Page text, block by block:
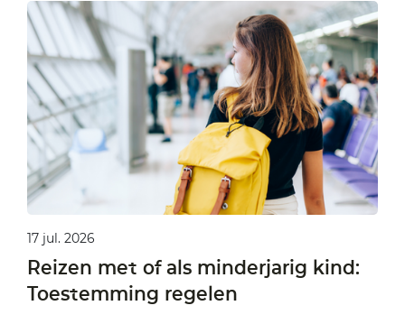
17 jul. 2026
Reizen met of als minderjarig kind:
Toestemming regelen